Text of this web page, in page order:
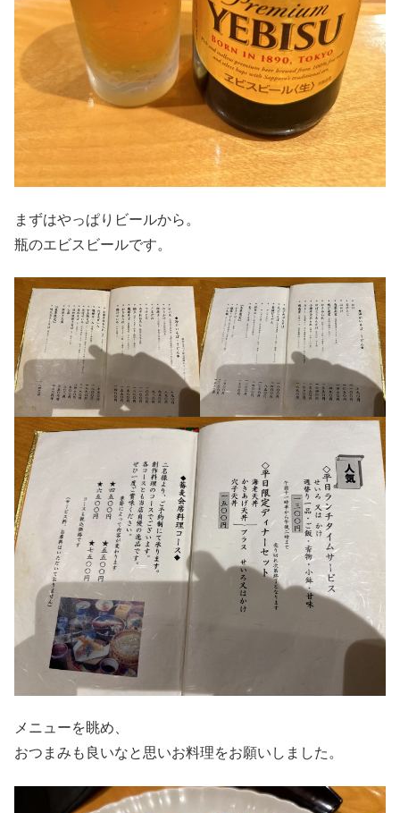
まずはやっぱりビールから。
瓶のエビスビールです。
メニューを眺め、
おつまみも良いなと思いお料理をお願いしました。